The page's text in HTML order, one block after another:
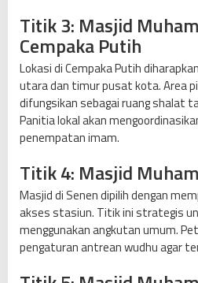
Titik 3: Masjid
Cempaka Putih
Lokasi di Cempaka Putih
utara dan timur pusat kota. Area
difungsikan sebagai ruang shalat
Panitia lokal akan
penempatan imam.
Titik 4: Masjid
Masjid di Senen dipilih dengan
akses stasiun. Titik ini strategis
menggunakan angkutan umum.
pengaturan antrean wudhu agar